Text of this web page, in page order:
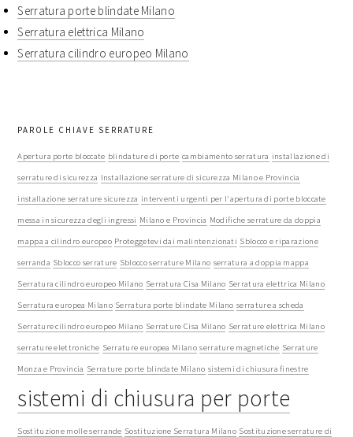
Serratura porte blindate Milano
Serratura elettrica Milano
Serratura cilindro europeo Milano
PAROLE CHIAVE SERRATURE
Apertura porte bloccate blindature di porte cambiamento serratura installazione di
serrature di sicurezza Installazione serrature di sicurezza Milano e Provincia
installazione serrature sicurezza interventi urgenti per l'apertura di porte bloccate
messa in sicurezza degli ingressi Milano e Provincia Modifiche serrature da doppia
mappa a cilindro europeo Proteggetevi dai malintenzionati Sblocco e riparazione
serranda Sblocco serrature Sblocco serrature Milano serratura a doppia mappa
Serratura cilindro europeo Milano Serratura Cisa Milano Serratura elettrica Milano
Serratura europea Milano Serratura porte blindate Milano serrature a scheda
Serrature cilindro europeo Milano Serrature Cisa Milano Serrature elettrica Milano
serrature elettroniche Serrature europea Milano serrature magnetiche Serrature
Monza e Provincia Serrature porte blindate Milano sistemi di chiusura finestre
sistemi di chiusura per porte
Sostituzione molle serrande Sostituzione Serratura Milano Sostituzione serrature di